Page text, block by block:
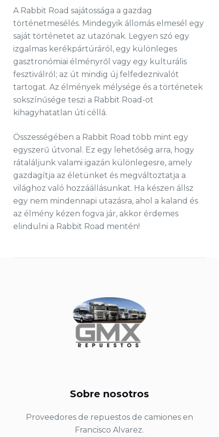
A Rabbit Road sajátossága a gazdag
történetmesélés. Mindegyik állomás elmesél egy
saját történetet az utazónak. Legyen szó egy
izgalmas kerékpártúráról, egy különleges
gasztronómiai élményről vagy egy kulturális
fesztiválról; az út mindig új felfedeznivalót
tartogat. Az élmények mélysége és a történetek
sokszínűsége teszi a Rabbit Road-ot
kihagyhatatlan úti céllá.
Összességében a Rabbit Road több mint egy
egyszerű útvonal. Ez egy lehetőség arra, hogy
rátaláljunk valami igazán különlegesre, amely
gazdagítja az életünket és megváltoztatja a
világhoz való hozzáállásunkat. Ha készen állsz
egy nem mindennapi utazásra, ahol a kaland és
az élmény kézen fogva jár, akkor érdemes
elindulni a Rabbit Road mentén!
Sobre nosotros
Proveedores de repuestos de camiones en
Francisco Alvarez.